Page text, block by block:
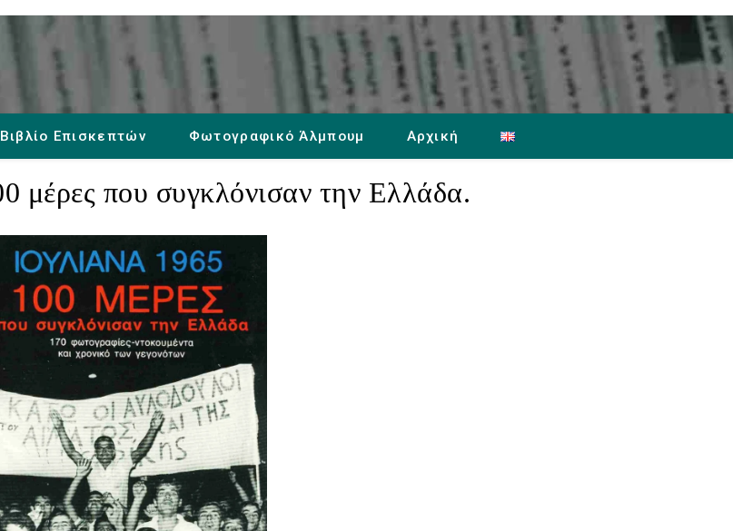
Βιβλίο Επισκεπτών Φωτογραφικό Άλμπουμ Αρχική
μέρες που συγκλόνισαν την Ελλάδα.